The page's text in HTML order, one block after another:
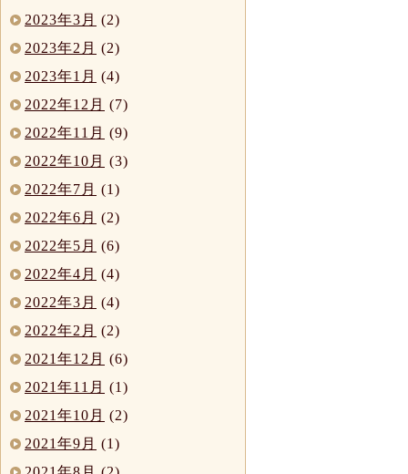
2023年3月 (2)
2023年2月 (2)
2023年1月 (4)
2022年12月 (7)
2022年11月 (9)
2022年10月 (3)
2022年7月 (1)
2022年6月 (2)
2022年5月 (6)
2022年4月 (4)
2022年3月 (4)
2022年2月 (2)
2021年12月 (6)
2021年11月 (1)
2021年10月 (2)
2021年9月 (1)